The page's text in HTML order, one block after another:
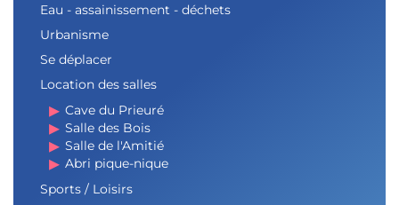
Eau - assainissement - déchets
Urbanisme
Se déplacer
Location des salles
Cave du Prieuré
Salle des Bois
Salle de l'Amitié
Abri pique-nique
Sports / Loisirs